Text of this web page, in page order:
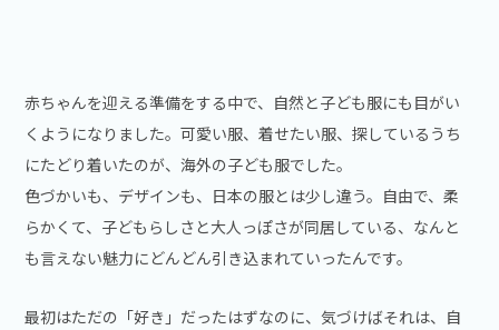
赤ちゃんを迎える準備をする中で、自然と子ども服にも目がい
くようになりました。可愛い服、着せたい服、探しているうち
にたどり着いたのが、海外の子ども服でした。
色づかいも、デザインも、日本の服とは少し違う。自由で、柔
らかくて、子どもらしさと大人っぽさが同居している、なんと
も言えない魅力にどんどん引き込まれていったんです。
最初はただの「好き」だったはずなのに、気づけばそれは、自